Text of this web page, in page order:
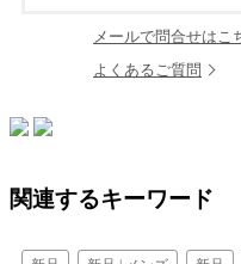
メールで問合せはこ
よくあるご質問
関連するキーワード